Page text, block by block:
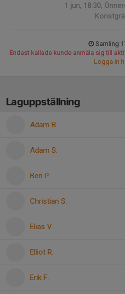
1 jun, 18:30,
Samling
Endast kallade kunde anmäla sig till
Logga in
Laguppställning
Adam B.
Adam S.
Ben P.
Christian S.
Elias V.
Elliot R.
Erik F.